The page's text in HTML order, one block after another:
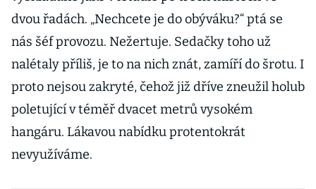
dvou řadách. „Nechcete je do obýváku?“ ptá se
nás šéf provozu. Nežertuje. Sedačky toho už
nalétaly příliš, je to na nich znát, zamíří do šrotu. I
proto nejsou zakryté, čehož již dříve zneužil holub
poletující v téměř dvacet metrů vysokém
hangáru. Lákavou nabídku protentokrát
nevyužíváme.